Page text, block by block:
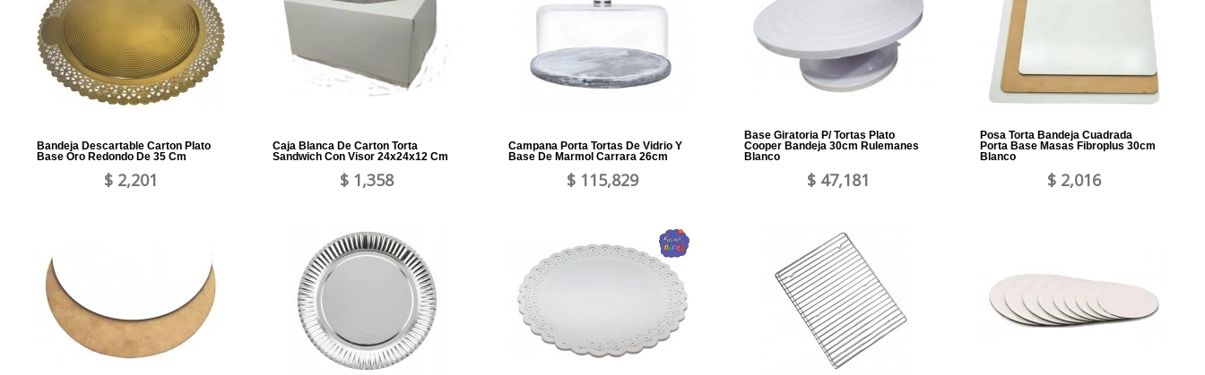
Bandeja Descartable Carton Plato
Base Oro Redondo De 35 Cm
$ 2,201
Caja Blanca De Carton Torta
Sandwich Con Visor 24x24x12 Cm
$ 1,358
Campana Porta Tortas De Vidrio Y
Base De Marmol Carrara 26cm
$ 115,829
Base Giratoria P/ Tortas Plato
Cooper Bandeja 30cm Rulemanes
Blanco
$ 47,181
Posa Torta Bandeja Cuadrada
Porta Base Masas Fibroplus 30cm
Blanco
$ 2,016